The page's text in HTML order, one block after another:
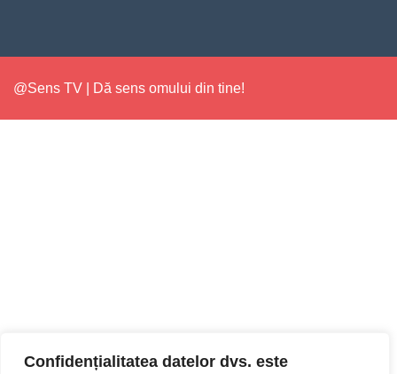
Confidențialitatea datelor dvs. este
@Sens TV | Dă sens omului din tine!